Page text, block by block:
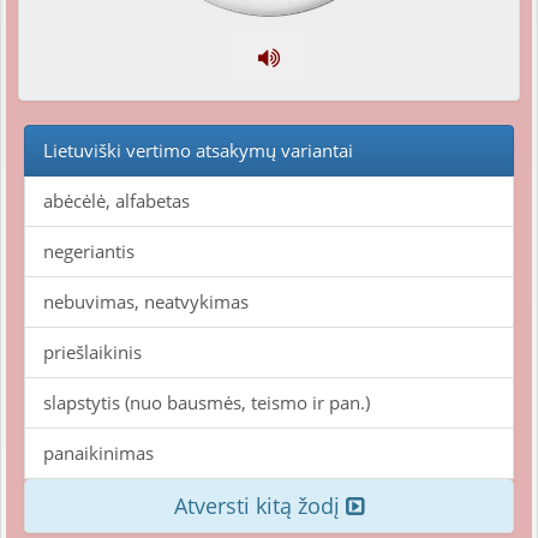
Lietuviški vertimo atsakymų variantai
abėcėlė, alfabetas
negeriantis
nebuvimas, neatvykimas
priešlaikinis
slapstytis (nuo bausmės, teismo ir pan.)
panaikinimas
Atversti kitą žodį